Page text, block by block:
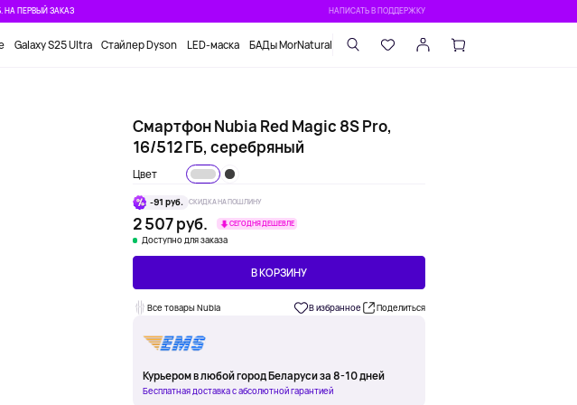
НА ПЕРВЫЙ ЗАКАЗ НАПИСАТЬ В ПОДДЕРЖКУ
Galaxy S25 Ultra Стайлер Dyson LED-маска БАДы MorNatural
Смартфон Nubia Red Magic 8S Pro,
16/512 ГБ, серебряный
Цвет
-91 руб. СКИДКА НА ПОШЛИНУ
2 507 руб. СЕГОДНЯ ДЕШЕВЛЕ
Доступно для заказа
В КОРЗИНУ
Все товары Nubia В избранное Поделиться
Курьером в любой город Беларуси за 8-10 дней
Бесплатная доставка с абсолютной гарантией